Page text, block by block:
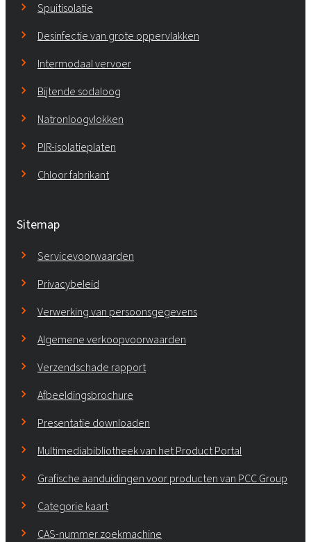
Spuitisolatie
Desinfectie van grote oppervlakken
Intermodaal vervoer
Bijtende sodaloog
Natronloogvlokken
PIR-isolatieplaten
Chloor fabrikant
Sitemap
Servicevoorwaarden
Privacybeleid
Verwerking van persoonsgegevens
Algemene verkoopvoorwaarden
Verzendschade rapport
Afbeeldingsbrochure
Presentatie downloaden
Multimediabibliotheek van het Product Portal
Grafische aanduidingen voor producten van PCC Group
Categorie kaart
CAS-nummer zoekmachine